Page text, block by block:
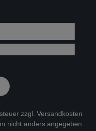
zzgl. Versandkosten
nicht anders angegeben.